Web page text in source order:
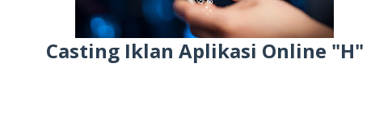
Casting Iklan Aplikasi Online "H"